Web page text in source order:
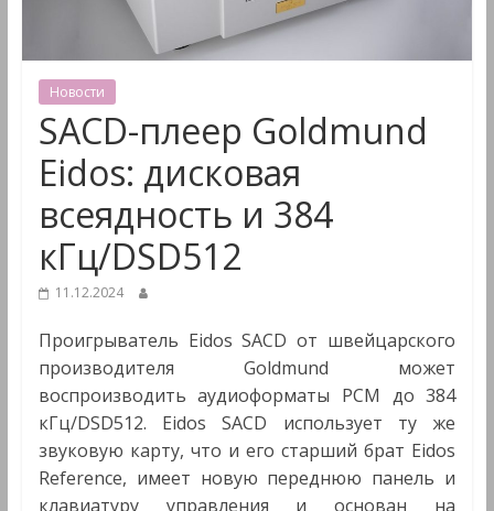
Мультимедиа
Новости
SACD-плеер Goldmund
Eidos: дисковая
всеядность и 384
кГц/DSD512
11.12.2024
Проигрыватель Eidos SACD от швейцарского
производителя Goldmund может
воспроизводить аудиоформаты PCM до 384
кГц/DSD512. Eidos SACD использует ту же
звуковую карту, что и его старший брат Eidos
Reference, имеет новую переднюю панель и
клавиатуру управления и основан на